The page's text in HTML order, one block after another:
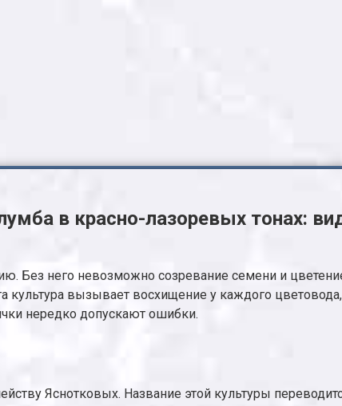
в красно-лазоревых тонах:
Без него невозможно созревание семени и
культура вызывает восхищение у каждого
нередко допускают ошибки.
Яснотковых. Название этой культуры